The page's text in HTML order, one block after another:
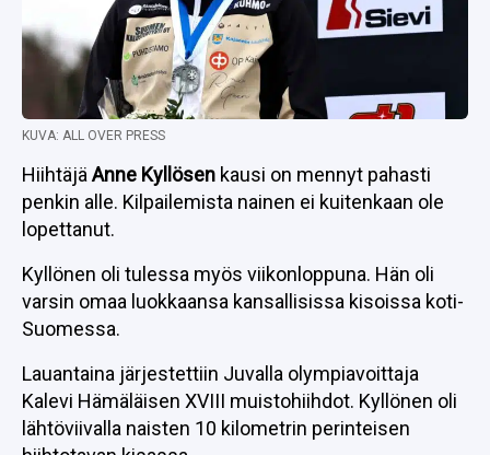
KUVA: ALL OVER PRESS
Hiihtäjä Anne Kyllösen kausi on mennyt pahasti
penkin alle. Kilpailemista nainen ei kuitenkaan ole
lopettanut.
Kyllönen oli tulessa myös viikonloppuna. Hän oli
varsin omaa luokkaansa kansallisissa kisoissa koti-
Suomessa.
Lauantaina järjestettiin Juvalla olympiavoittaja
Kalevi Hämäläisen XVIII muistohiihdot. Kyllönen oli
lähtöviivalla naisten 10 kilometrin perinteisen